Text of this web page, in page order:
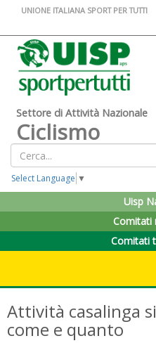
UNIONE ITALIANA SPORT PER TUTTI
Settore di Attività Nazionale
Ciclismo
Select Language ▼
Uisp
Comitati
Comitati
Attività casalinga
come e quanto